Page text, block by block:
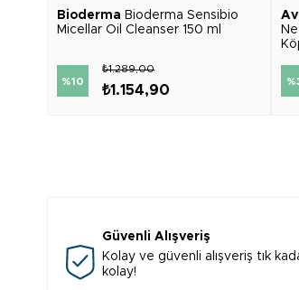
Bioderma Bioderma Sensibio
Micellar Oil Cleanser 150 ml
%10
₺1.154,90
₺1.289,00
Güvenli Alışveriş
Kolay ve güvenli alışveriş tık
kolay!